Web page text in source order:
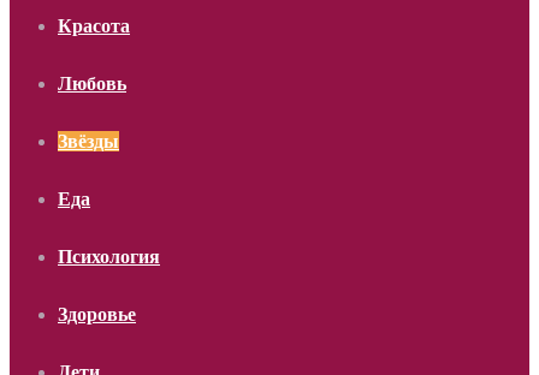
Красота
Любовь
Звёзды
Еда
Психология
Здоровье